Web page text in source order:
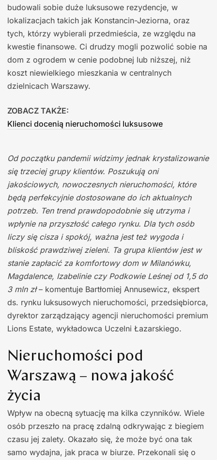
budowali sobie duże luksusowe rezydencje, w
lokalizacjach takich jak Konstancin-Jeziorna, oraz
tych, którzy wybierali przedmieścia, ze względu na
kwestie finansowe. Ci drudzy mogli pozwolić sobie na
dom z ogrodem w cenie podobnej lub niższej, niż
koszt niewielkiego mieszkania w centralnych
dzielnicach Warszawy.
ZOBACZ TAKŻE:
Klienci docenią nieruchomości luksusowe
Od początku pandemii widzimy jednak krystalizowanie
się trzeciej grupy klientów. Poszukują oni
jakościowych, nowoczesnych nieruchomości, które
będą perfekcyjnie dostosowane do ich aktualnych
potrzeb. Ten trend prawdopodobnie się utrzyma i
wpłynie na przyszłość całego rynku. Dla tych osób
liczy się cisza i spokój, ważna jest też wygoda i
bliskość prawdziwej zieleni. Ta grupa klientów jest w
stanie zapłacić za komfortowy dom w Milanówku,
Magdalence, Izabelinie czy Podkowie Leśnej od 1,5 do
3 mln zł– komentuje Bartłomiej Annusewicz, ekspert
ds. rynku luksusowych nieruchomości, przedsiębiorca,
dyrektor zarządzający agencji nieruchomości premium
Lions Estate, wykładowca Uczelni Łazarskiego.
Nieruchomości pod
Warszawą – nowa jakość
życia
Wpływ na obecną sytuację ma kilka czynników. Wiele
osób przeszło na pracę zdalną odkrywając z biegiem
czasu jej zalety. Okazało się, że może być ona tak
samo wydajna, jak praca w biurze. Przekonali się o